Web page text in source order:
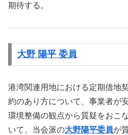
期待する。
大野 陽平 委員
港湾関連用地における定期借地
約のあり方について、事業者が
環境整備の観点から質疑をおこ
いて、当会派の大野陽平委員が